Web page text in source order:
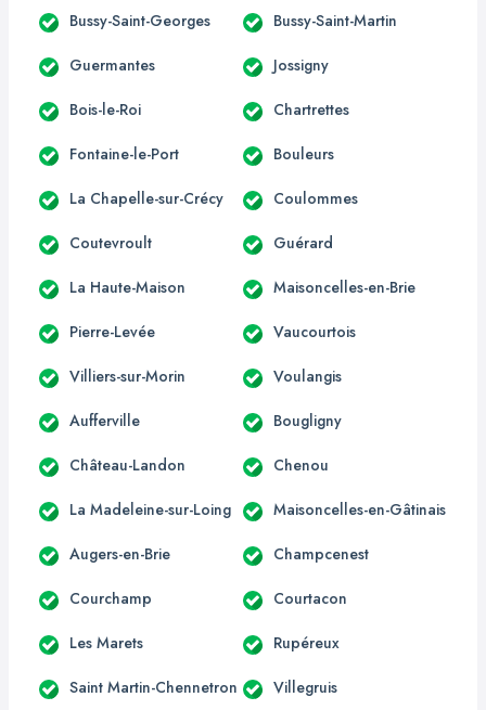
Bussy-Saint-Georges Bussy-Saint-Martin
Guermantes Jossigny
Bois-le-Roi Chartrettes
Fontaine-le-Port Bouleurs
La Chapelle-sur-Crécy Coulommes
Coutevroult Guérard
La Haute-Maison Maisoncelles-en-Brie
Pierre-Levée Vaucourtois
Villiers-sur-Morin Voulangis
Aufferville Bougligny
Château-Landon Chenou
La Madeleine-sur-Loing Maisoncelles-en-Gâtinais
Augers-en-Brie Champcenest
Courchamp Courtacon
Les Marets Rupéreux
Saint Martin-Chennetron Villegruis